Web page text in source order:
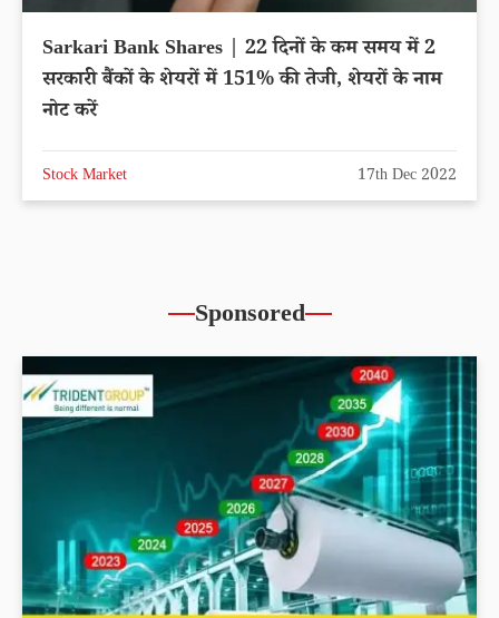
Sarkari Bank Shares | 22 दिनों के कम समय में 2
सरकारी बैंकों के शेयरों में 151% की तेजी, शेयरों के नाम
नोट करें
Stock Market 17th Dec 2022
Sponsored